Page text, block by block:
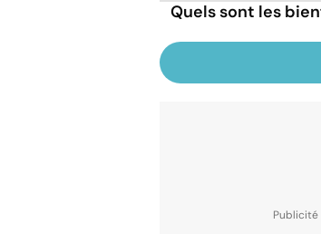
Quels sont les